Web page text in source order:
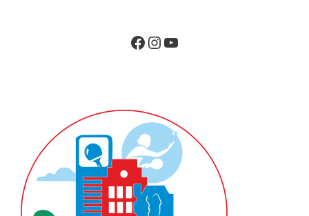
Facebook
Instagram
YouTube